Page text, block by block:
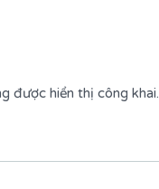
được hiển thị công khai.